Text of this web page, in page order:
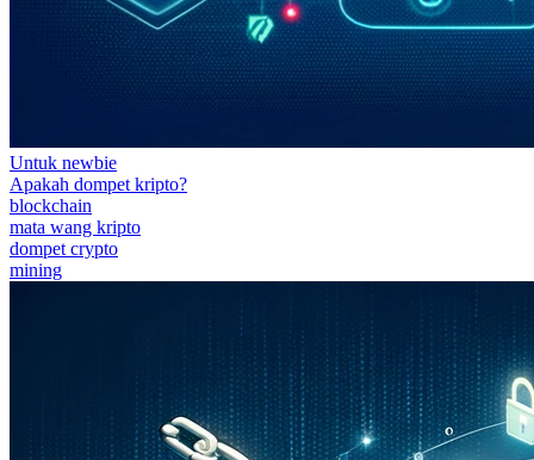
Untuk newbie
Apakah dompet kripto?
blockchain
mata wang kripto
dompet crypto
mining